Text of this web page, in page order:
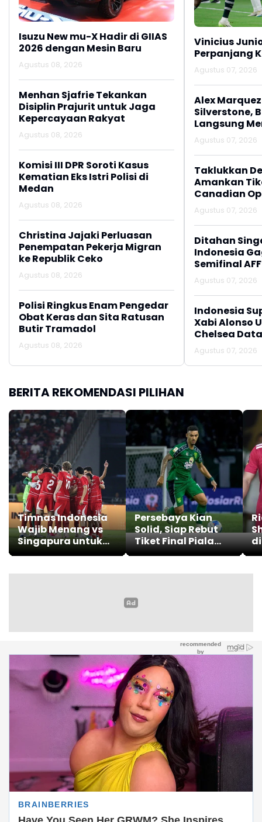
Isuzu New mu-X Hadir di GIIAS
2026 dengan Mesin Baru
Agustus 08, 2026
Menhan Sjafrie Tekankan
Disiplin Prajurit untuk Jaga
Kepercayaan Rakyat
Agustus 08, 2026
Komisi III DPR Soroti Kasus
Kematian Eks Istri Polisi di
Medan
Agustus 08, 2026
Christina Jajaki Perluasan
Penempatan Pekerja Migran
ke Republik Ceko
Agustus 08, 2026
Polisi Ringkus Enam Pengedar
Obat Keras dan Sita Ratusan
Butir Tramadol
Agustus 08, 2026
Vinicius
Perpanjang
Agustus 07, 2026
Alex
Silverstone,
Langsung
Agustus 07, 2026
Taklukkan
Amankan
Canadian
Agustus 07, 2026
Ditahan
Indonesia
Semifinal
Agustus 07, 2026
Indonesia
Xabi Alonso
Chelsea
Agustus 07, 2026
BERITA REKOMENDASI PILIHAN
Timnas Indonesia
Wajib Menang vs
Singapura untuk
Lolos ke Semifinal
Persebaya Kian
Solid, Siap Rebut
Tiket Final Piala
Presiden 2026